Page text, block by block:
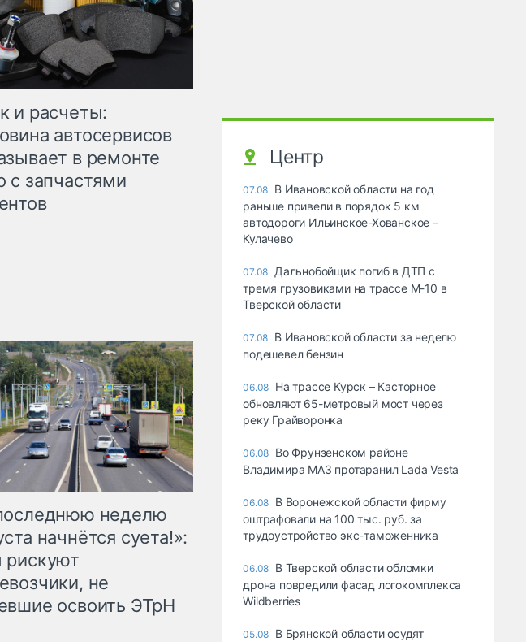
и расчеты:
автосервисов
в ремонте
с запчастями
неделю
начнётся суета!»:
рискуют
не
освоить ЭТрН
Центр
07.08 В Ивановской области на год
раньше привели в порядок 5 км
автодороги Ильинское-Хованское –
Кулачево
07.08 Дальнобойщик погиб в ДТП с
тремя грузовиками на трассе М-10 в
Тверской области
07.08 В Ивановской области за неделю
подешевел бензин
06.08 На трассе Курск – Касторное
обновляют 65-метровый мост через
реку Грайворонка
06.08 Во Фрунзенском районе
Владимира МАЗ протаранил Lada Vesta
06.08 В Воронежской области фирму
оштрафовали на 100 тыс. руб. за
трудоустройство экс-таможенника
06.08 В Тверской области обломки
дрона повредили фасад логокомплекса
Wildberries
05.08 В Брянской области осудят